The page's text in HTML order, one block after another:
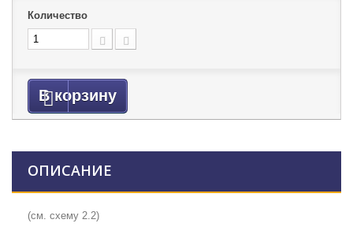
Количество
В корзину
ОПИСАНИЕ
(см. схему 2.2)